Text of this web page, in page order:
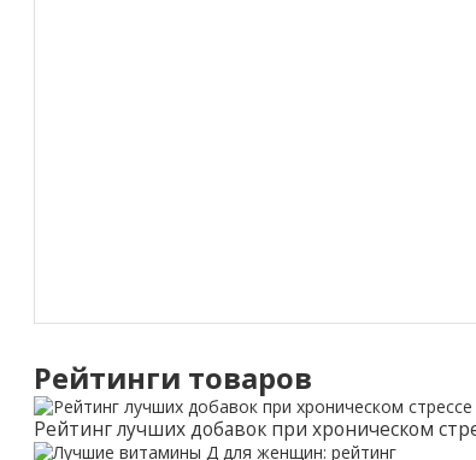
Рейтинги товаров
Рейтинг лучших добавок при хроническом